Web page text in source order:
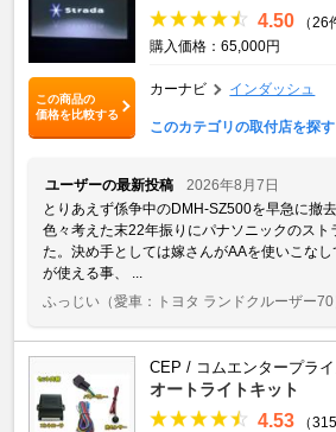
この商品の
価格を比較する
4.50
（26
購入価格：65,000円
カーナビ インダッシュ
このカテゴリの取付店を探す
ユーザーの最新投稿
2026年8月7日
とりあえず係争中のDMH-SZ500を早急に撤
色々考えた末22年振りにパナソニックのスト
た。決め手としては嫁さんがAAを使いこな
が使える事、 ...
ふっじい （愛車：トヨタ ランドクルーザー70
CEP / コムエンタープラ
オートライトキット
4.53
（